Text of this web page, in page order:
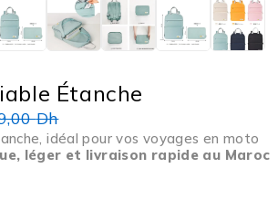
Étanche
Dh
idéal pour vos voyages en moto
léger et livraison rapide au Maroc